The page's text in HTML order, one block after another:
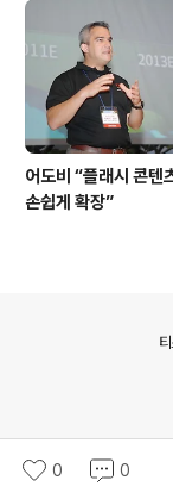
e Diver at the S
어도비 “플래시 콘텐
손쉽게 확장”
0 0